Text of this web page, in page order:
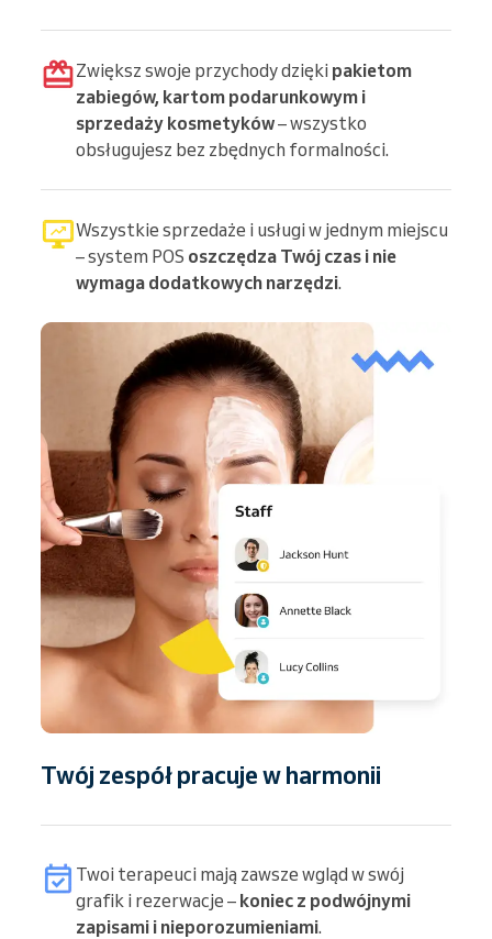
Zwiększ swoje przychody dzięki pakietom
zabiegów, kartom podarunkowym i
sprzedaży kosmetyków– wszystko
obsługujesz bez zbędnych formalności.
Wszystkie sprzedaże i usługi w jednym miejscu
– system POS oszczędza Twój czas i nie
wymaga dodatkowych narzędzi.
Twój zespół pracuje w harmonii
Twoi terapeuci mają zawsze wgląd w swój
grafik i rezerwacje – koniec z podwójnymi
zapisami i nieporozumieniami.